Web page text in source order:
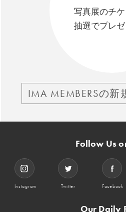
写真展のチ
抽選でプレゼ
IMA MEMBERSの新
Follow Us
Instagram Twitter Facebook
Our Daily